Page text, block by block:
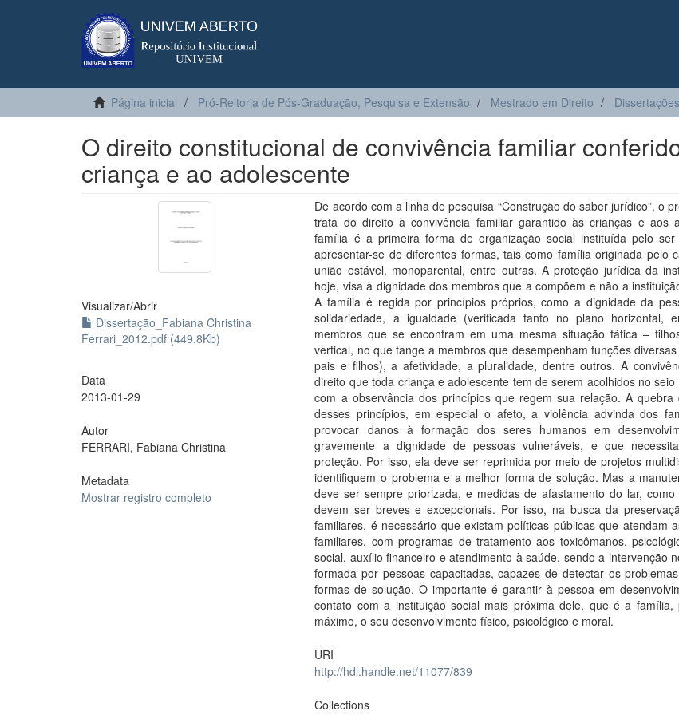
Página inicial Pró-Reitoria de Pós-Graduação, Pesquisa e Extensão Mestrado em Direito
O direito constitucional de convivência familiar
criança e ao adolescente
Visualizar/Abrir
Dissertação_Fabiana Christina
Ferrari_2012.pdf (449.8Kb)
Data
2013-01-29
Autor
FERRARI, Fabiana Christina
Metadata
Mostrar registro completo
De acordo com a linha de pesquisa “Construção do saber jurídico”, o
trata do direito à convivência familiar garantido às crianças e aos
família é a primeira forma de organização social instituída pelo ser
apresentar-se de diferentes formas, tais como família originada pelo
união estável, monoparental, entre outras. A proteção jurídica da
hoje, visa à dignidade dos membros que a compõem e não a
A família é regida por princípios próprios, como a dignidade da
solidariedade, a igualdade (verificada tanto no plano horizontal,
membros que se encontram em uma mesma situação fática –
vertical, no que tange a membros que desempenham funções
pais e filhos), a afetividade, a pluralidade, dentre outros. A
direito que toda criança e adolescente tem de serem acolhidos no
com a observância dos princípios que regem sua relação. A quebra
desses princípios, em especial o afeto, a violência advinda dos
provocar danos à formação dos seres humanos em
gravemente a dignidade de pessoas vulneráveis, e que
proteção. Por isso, ela deve ser reprimida por meio de projetos
identifiquem o problema e a melhor forma de solução. Mas a
deve ser sempre priorizada, e medidas de afastamento do lar, como
devem ser breves e excepcionais. Por isso, na busca da
familiares, é necessário que existam políticas públicas que atendam
familiares, com programas de tratamento aos toxicômanos,
social, auxílio financeiro e atendimento à saúde, sendo a intervenção
formada por pessoas capacitadas, capazes de detectar os
formas de solução. O importante é garantir à pessoa em
contato com a instituição social mais próxima dele, que é a família,
máximo, o seu desenvolvimento físico, psicológico e moral.
URI
http://hdl.handle.net/11077/839
Collections